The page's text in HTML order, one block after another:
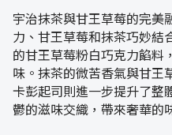
宇治抹茶與甘王草莓的完美
力、甘王草莓和抹茶巧妙結
的甘王草莓粉白巧克力餡料
味。抹茶的微苦香氣與甘王
卡彭起司則進一步提升了整
鬱的滋味交織，帶來奢華的